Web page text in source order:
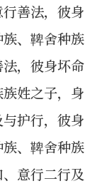
善法，彼身
、鞞舍种族
，彼身坏命
姓之子，身
护行，彼身
、鞞舍种族
意行二行及